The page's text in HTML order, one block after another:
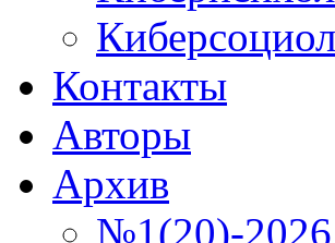
Контакты
Авторы
Архив
№1(20)-2026